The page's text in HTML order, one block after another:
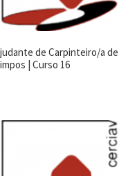
de Carpinteiro/a de
| Curso 16